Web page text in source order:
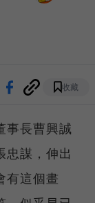
收藏
事長曹興誠
忠謀，伸出
有這個畫